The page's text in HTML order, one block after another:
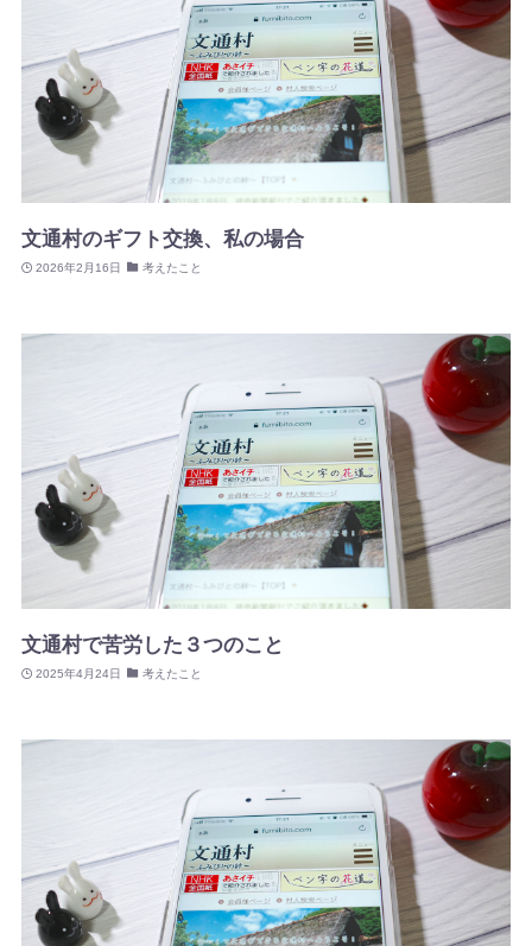
文通村のギフト交換、私の場合
2026年2月16日 考えたこと
文通村で苦労した３つのこと
2025年4月24日 考えたこと